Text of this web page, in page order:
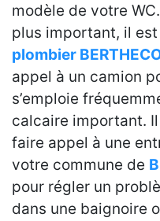
modèle de votre
plus important, il
plombier
appel à un camion
s’emploie
calcaire important.
faire appel à une
votre commune de
pour régler un
dans une baignoire